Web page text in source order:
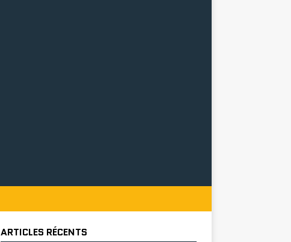
ARTICLES RÉCENTS